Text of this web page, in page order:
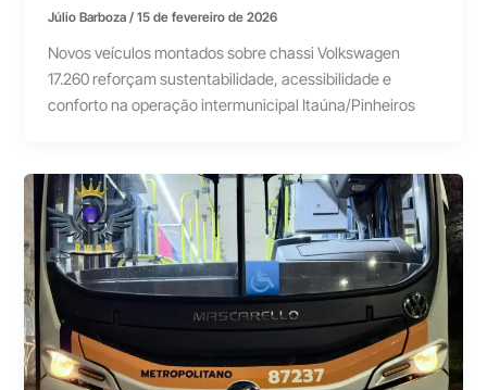
Júlio Barboza/15 de fevereiro de 2026
Novos veículos montados sobre chassi Volkswagen
17.260 reforçam sustentabilidade, acessibilidade e
conforto na operação intermunicipal Itaúna/Pinheiros